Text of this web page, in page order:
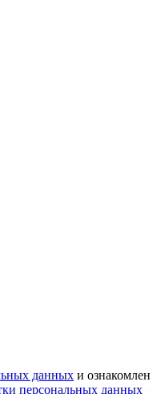
данных и ознакомлен
персональных данных